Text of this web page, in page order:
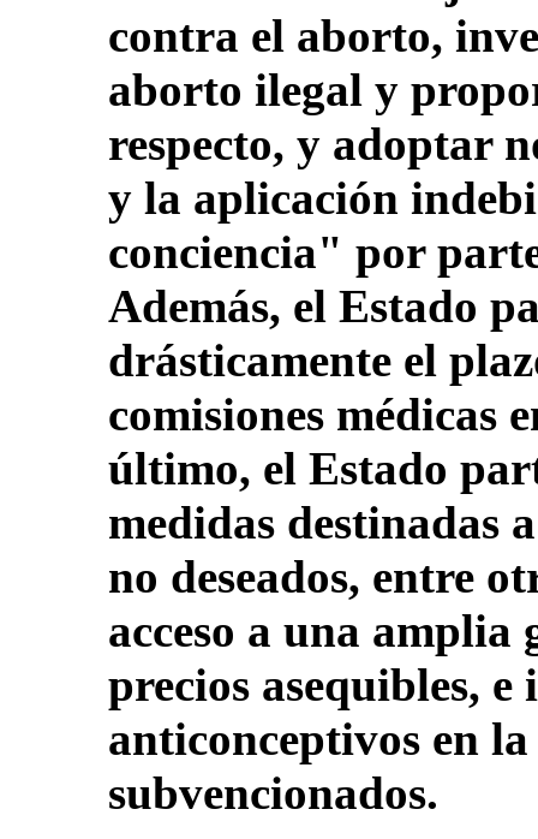
contra el aborto,
aborto ilegal y
respecto, y adoptar
y la aplicación
conciencia" por
Además, el Estado
drásticamente el
comisiones médicas
último, el Estado
medidas destinadas
no deseados, entre
acceso a una amplia
precios asequibles, e
anticonceptivos en
subvencionados.